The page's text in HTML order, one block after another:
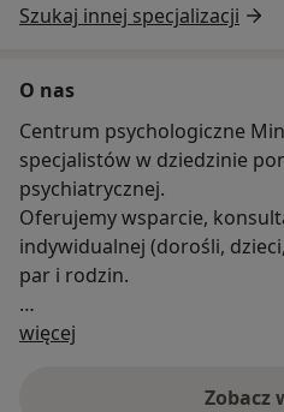
Szukaj innej specjalizacji
O nas
Centrum psychologiczne
specjalistów w dziedzinie
psychiatrycznej.
Oferujemy wsparcie,
indywidualnej (dorośli,
par i rodzin.
Posiadamy specjalizacje w
terapii schematu, DBT,
więcej
Zobacz